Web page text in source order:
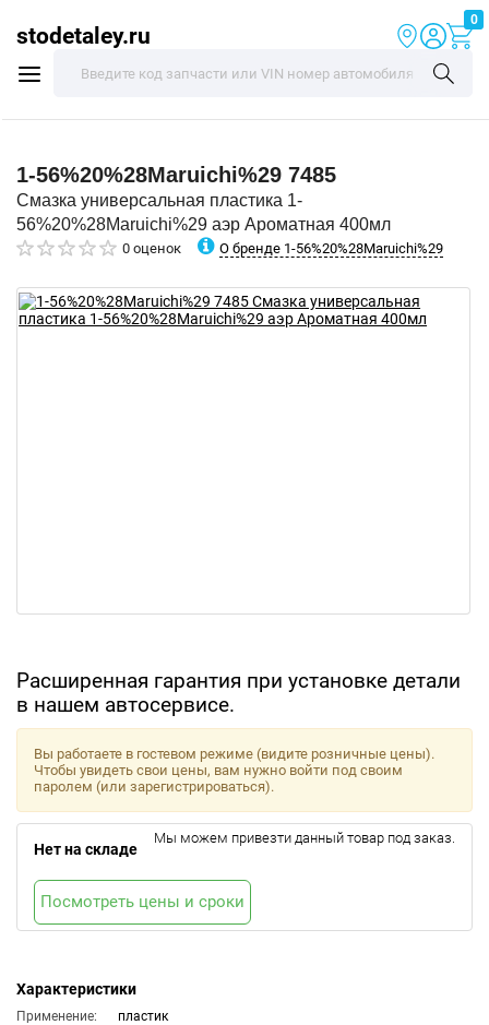
stodetaley.ru
0
1-56%20%28Maruichi%29 7485
Смазка универсальная пластика 1-
56%20%28Maruichi%29 аэр Ароматная 400мл
0 оценок О бренде 1-56%20%28Maruichi%29
Расширенная гарантия при установке детали
в нашем автосервисе.
Характеристики
Применение:
пластик
Вы работаете в гостевом режиме (видите розничные цены).
Чтобы увидеть свои цены, вам нужно войти под своим
паролем (или зарегистрироваться).
Нет на складе
Мы можем привезти данный товар под заказ.
Посмотреть цены и сроки